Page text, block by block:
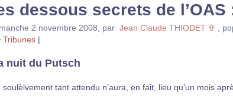
dessous secrets de l’OAS
2 novembre 2008 par Jean Claude THIODET ✞
Tribunes |
nuit du Putsch
soulèlvement tant attendu n’aura, en fait, lieu qu’un mois